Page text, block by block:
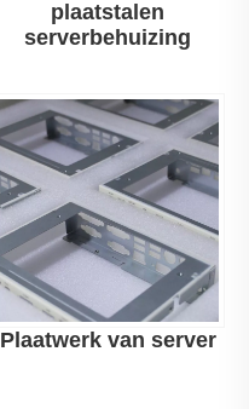
plaatstalen
serverbehuizing
Plaatwerk van server